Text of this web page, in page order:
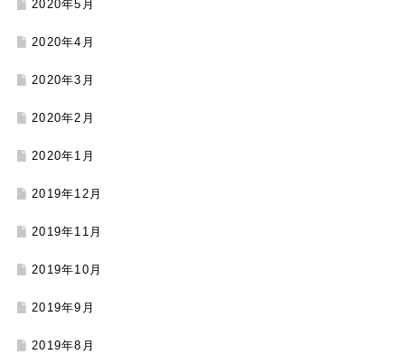
2020年5月
2020年4月
2020年3月
2020年2月
2020年1月
2019年12月
2019年11月
2019年10月
2019年9月
2019年8月